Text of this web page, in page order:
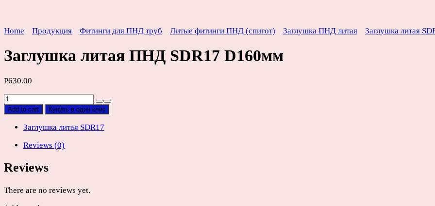
Home Продукция Фитинги для ПНД труб Литые фитинги ПНД (спигот) Заглушка ПНД литая Заглушка литая
Заглушка литая ПНД SDR17 D160мм
Р630.00
Заглушка
литая
SDR17
quantity
Add to cart Купить в один клик
Заглушка литая SDR17
Reviews (0)
Reviews
There are no reviews yet.